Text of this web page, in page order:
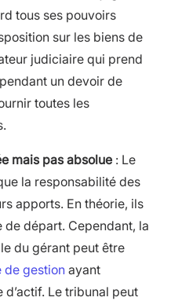
tous ses pouvoirs
sur les biens de
judiciaire qui prend
un devoir de
toutes les
mais pas absolue : Le
la responsabilité des
apports. En théorie, ils
de départ. Cependant, la
du gérant peut être
de gestion ayant
d’actif. Le tribunal peut